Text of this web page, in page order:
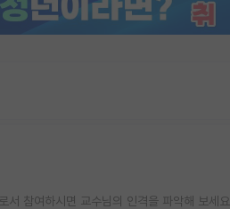
서 참여하시면 교수님의 인격을 파악해 보세요